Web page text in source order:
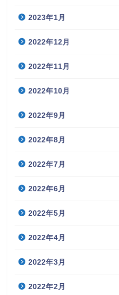
2023年1月
2022年12月
2022年11月
2022年10月
2022年9月
2022年8月
2022年7月
2022年6月
2022年5月
2022年4月
2022年3月
2022年2月